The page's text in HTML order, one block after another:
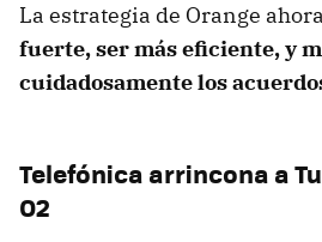
La estrategia de Orange
fuerte, ser más eficiente, y
cuidadosamente los
Telefónica arrincona a
O2